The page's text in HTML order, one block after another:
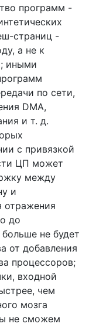
программ -
страниц -
а не к
иными
по сети,
DMA,
и т. д.
с привязкой
ЦП может
между
и
отражения
до
не будет
от добавления
процессоров;
входной
чем
мозга
не сможем